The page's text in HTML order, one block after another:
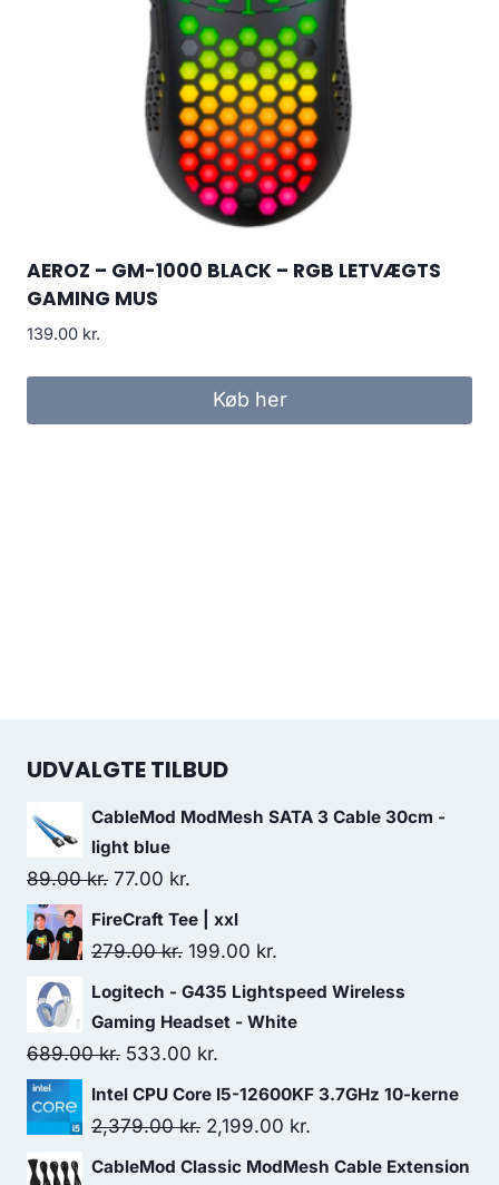
AEROZ – GM-1000 BLACK – RGB LETVÆGTS
GAMING MUS
139.00 kr.
Køb her
UDVALGTE TILBUD
CableMod ModMesh SATA 3 Cable 30cm -
light blue
89.00kr. Original
price
was:
77.00 kr.
price
is:
FireCraft Tee | xxl
279.00kr. Original
price
was:
279.00 kr..
199.00 kr.
price
is:
Logitech - G435 Lightspeed Wireless
Gaming Headset - White
689.00kr. Original
price
was:
533.00 kr.
price
is:
Intel CPU Core I5-12600KF 3.7GHz 10-kerne
2,379.00kr. Original
price
2,199.00 kr.
price
CableMod Classic ModMesh Cable Extension